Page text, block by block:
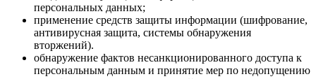
персональных данных;
применение средств защиты информации (шифрование,
антивирусная защита, системы обнаружения
вторжений).
обнаружение фактов несанкционированного доступа к
персональным данным и принятие мер по недопущению